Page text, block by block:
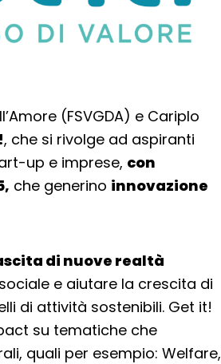
(FSVGDA) e Cariplo
, che si rivolge ad aspiranti
up e imprese, con
che generino innovazione
di nuove realtà
e aiutare la crescita di
di attività sostenibili. Get it!
su tematiche che
quali per esempio: Welfare,